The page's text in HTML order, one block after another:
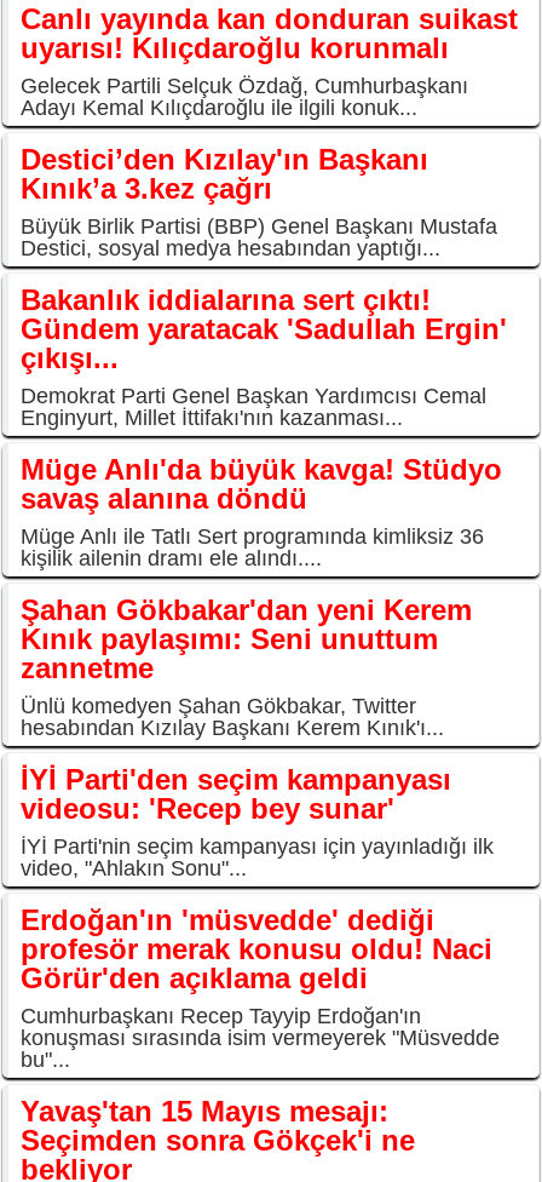
Canlı yayında kan donduran suikast
uyarısı! Kılıçdaroğlu korunmalı
Gelecek Partili Selçuk Özdağ, Cumhurbaşkanı
Adayı Kemal Kılıçdaroğlu ile ilgili konuk...
Destici’den Kızılay'ın Başkanı
Kınık’a 3.kez çağrı
Büyük Birlik Partisi (BBP) Genel Başkanı Mustafa
Destici, sosyal medya hesabından yaptığı...
Bakanlık iddialarına sert çıktı!
Gündem yaratacak 'Sadullah Ergin'
çıkışı...
Demokrat Parti Genel Başkan Yardımcısı Cemal
Enginyurt, Millet İttifakı'nın kazanması...
Müge Anlı'da büyük kavga! Stüdyo
savaş alanına döndü
Müge Anlı ile Tatlı Sert programında kimliksiz 36
kişilik ailenin dramı ele alındı....
Şahan Gökbakar'dan yeni Kerem
Kınık paylaşımı: Seni unuttum
zannetme
Ünlü komedyen Şahan Gökbakar, Twitter
hesabından Kızılay Başkanı Kerem Kınık'ı...
İYİ Parti'den seçim kampanyası
videosu: 'Recep bey sunar'
İYİ Parti'nin seçim kampanyası için yayınladığı ilk
video, "Ahlakın Sonu"...
Erdoğan'ın 'müsvedde' dediği
profesör merak konusu oldu! Naci
Görür'den açıklama geldi
Cumhurbaşkanı Recep Tayyip Erdoğan'ın
konuşması sırasında isim vermeyerek "Müsvedde
bu"...
Yavaş'tan 15 Mayıs mesajı:
Seçimden sonra Gökçek'i ne
bekliyor